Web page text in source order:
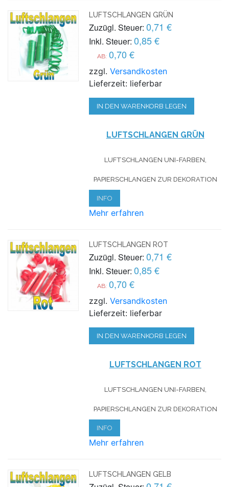
LUFTSCHLANGEN GRÜN
Zuzügl. Steuer: 0,71 €
Inkl. Steuer: 0,85 €
AB: 0,70 €
zzgl.Versandkosten
Lieferzeit: lieferbar
IN DEN WARENKORB LEGEN
LUFTSCHLANGEN GRÜN
LUFTSCHLANGEN UNI-FARBEN,
PAPIERSCHLANGEN ZUR DEKORATION
INFO
Mehr erfahren
LUFTSCHLANGEN ROT
Zuzügl. Steuer: 0,71 €
Inkl. Steuer: 0,85 €
AB: 0,70 €
zzgl.Versandkosten
Lieferzeit: lieferbar
IN DEN WARENKORB LEGEN
LUFTSCHLANGEN ROT
LUFTSCHLANGEN UNI-FARBEN,
PAPIERSCHLANGEN ZUR DEKORATION
INFO
Mehr erfahren
LUFTSCHLANGEN GELB